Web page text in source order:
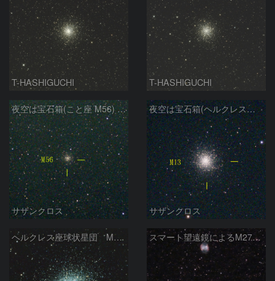
T-HASHIGUCHI T-HASHIGUCHI
夜空は宝石箱(こと座 M56) Seestar50
サザンクロス
夜空は宝石箱(ヘルクレス座 M13) Seestar50
サザンクロス
ヘルクレス座球状星団 M１３（RGB合成） スマート望遠鏡によるM27とM13